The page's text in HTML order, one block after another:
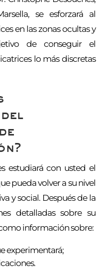
se esforzará al
en las zonas ocultas y
de conseguir el
lo más discretas
estudiará con usted el
pueda volver a su nivel
y social. Después de la
detalladas sobre su
información sobre:
experimentará;